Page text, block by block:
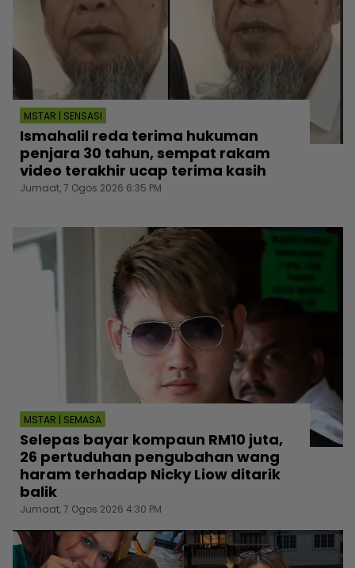
MSTAR | SENSASI
Ismahalil reda terima hukuman
penjara 30 tahun, sempat rakam
video terakhir ucap terima kasih
Jumaat, 7 Ogos 2026 6:35 PM
MSTAR | SEMASA
Selepas bayar kompaun RM10 juta,
26 pertuduhan pengubahan wang
haram terhadap Nicky Liow ditarik
balik
Jumaat, 7 Ogos 2026 4:30 PM